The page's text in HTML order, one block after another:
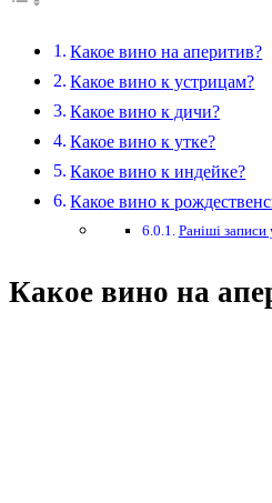
Какое вино на аперитив?
Какое вино к устрицам?
Какое вино к дичи?
Какое вино к утке?
Какое вино к индейке?
Какое вино к
Раніші записи
Какое вино на